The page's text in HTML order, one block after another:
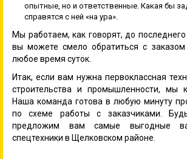
опытные, но и ответственные. Какая бы
справятся с ней «на ура».
Мы работаем, как говорят, до
вы можете смело обратиться с
любое время суток.
Итак, если вам нужна первоклассная
строительства и промышленности, мы
Наша команда готова в любую минуту
по схеме работы с заказчиками.
предложим вам самые выгодные
спецтехники в Щелковском районе.